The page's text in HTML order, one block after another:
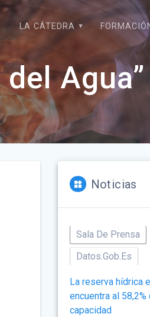
LA CÁTEDRA
Agua”
Noticias
Sala De Prensa
Datos.gob.es
La reserva hídrica
encuentra al 58,2%
capacidad